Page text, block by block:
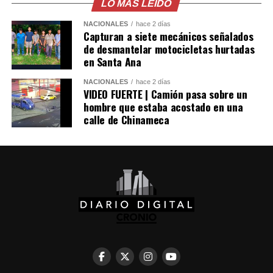
relaciones diplomáticas.
Sheinbaum también indicó que Chávez viajó a México en
un avión militar y calificó la entrega del salvoconducto
como «una acción de buena voluntad» de la presidenta
Keiko Fujimori.
Comparte esto:
Facebook
LO MÁS LEÍDO
NACIONALES hace 2 días
Capturan a siete mecánicos señalados
de desmantelar motocicletas hurtadas
en Santa Ana
NACIONALES hace 2 días
VIDEO FUERTE | Camión pasa sobre un
hombre que estaba acostado en una
calle de Chinameca